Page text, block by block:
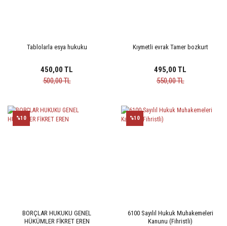
Tablolarla esya hukuku
450,00 TL
500,00 TL
Kıymetli evrak Tamer bozkurt
495,00 TL
550,00 TL
BORÇLAR HUKUKU GENEL
HÜKÜMLER FİKRET EREN
%10
6100 Sayılıl Hukuk Muhakemeleri
Kanunu (Fihristli)
%10